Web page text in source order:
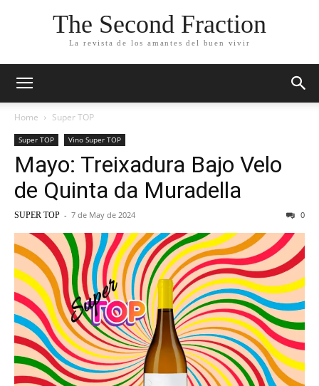
The Second Fraction
La revista de los amantes del buen vivir
Home Super TOP
Super TOP Vino Super TOP
Mayo: Treixadura Bajo Velo
de Quinta da Muradella
SUPER TOP - 7 de May de 2024 0